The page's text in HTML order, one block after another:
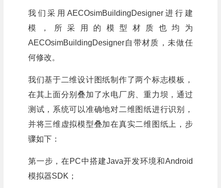
我们采用AECOsimBuildingDesigner进行建
模，所采用的模型材质也均为
AECOsimBuildingDesigner自带材质，未做任
何修改。
我们基于二维设计图纸制作了两个标志模板，
在其上面分别叠加了水电厂房、重力坝，通过
测试，系统可以准确地对二维图纸进行识别，
并将三维虚拟模型叠加在真实二维图纸上，步
骤如下：
第一步，在PC中搭建Java开发环境和Android
模拟器SDK；